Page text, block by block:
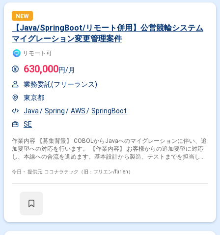
NEW
【Java/SpringBoot/リモート併用】公営競輪システム
マイグレーション変更管理案件
リモート可
630,000円/月
業務委託(フリーランス)
東京都
Java
Spring AWS
SpringBoot
SE
作業内容 【募集背景】 COBOLからJavaへのマイグレーションに伴い、追
加要望への対応を行います。 【作業内容】 お客様からの追加要望に対応
し、本線への合流を進めます。基本設計から製造、テストまでを担当しま
れる方を求めています。 【ポジションの魅力】 マイグレーションプロジ
今日・ 提供元: ココナラテック（旧：フリエン/furien）